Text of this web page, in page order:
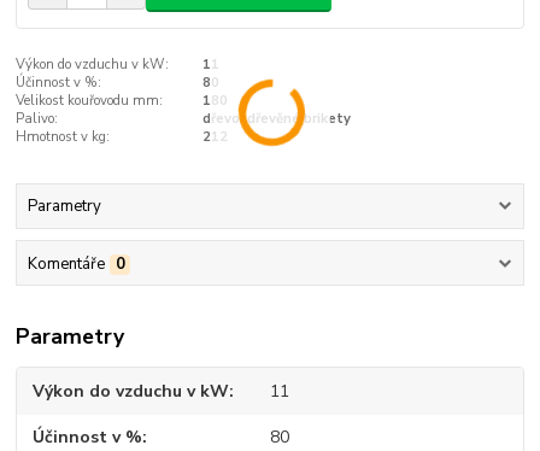
Výkon do vzduchu v kW:
11
Účinnost v %:
80
Velikost kouřovodu mm:
180
Palivo:
dřevo, dřevěné brikety
Hmotnost v kg:
212
Parametry
Komentáře 0
Parametry
Výkon do vzduchu v kW 11
Účinnost v % 80